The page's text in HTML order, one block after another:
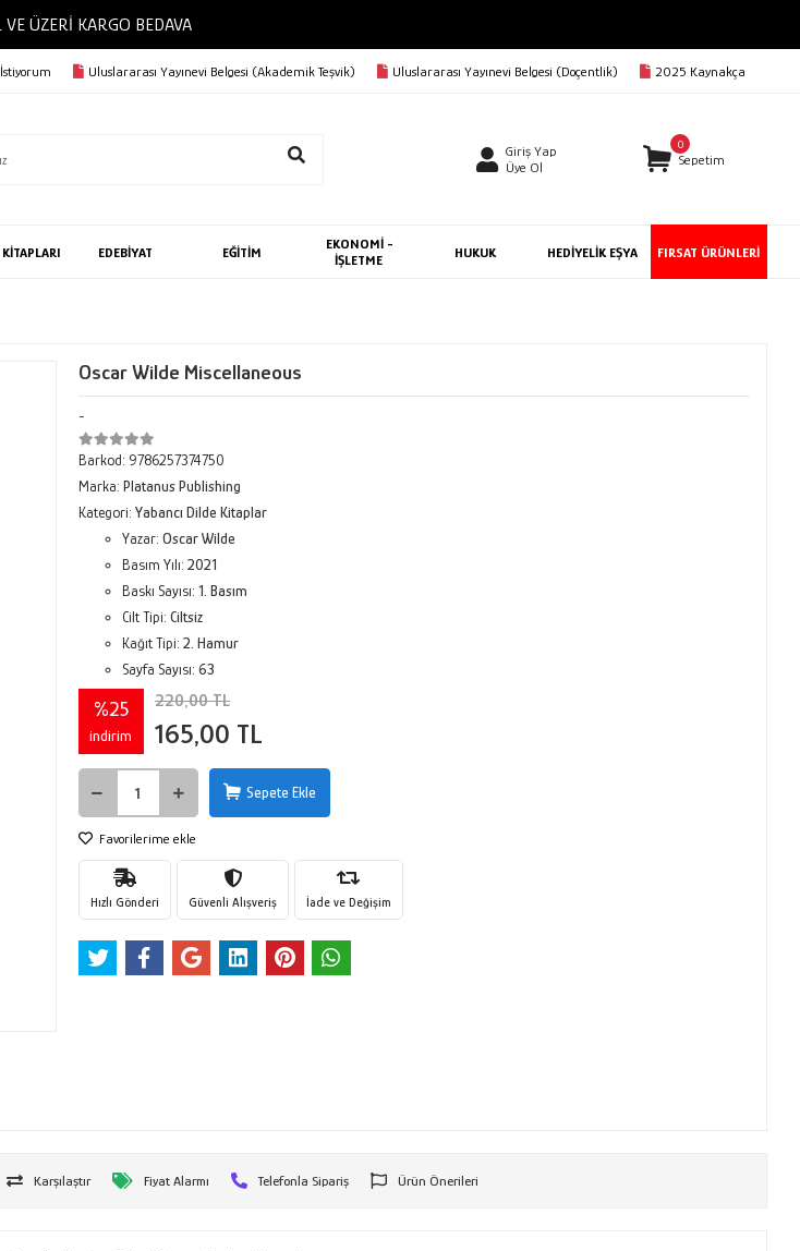
ÜZERİ KARGO BEDAVA
Uluslararası Yayınevi Belgesi (Akademik Teşvik) Uluslararası Yayınevi Belgesi (Doçentlik) 2025 Kaynakça
Giriş Yap
Üye Ol
0
Sepetim
EDEBİYAT EĞİTİM
EKONOMİ -
İŞLETME
HUKUK HEDİYELİK EŞYA FIRSAT ÜRÜNLERİ
Oscar Wilde Miscellaneous
-
Barkod: 9786257374750
Marka: Platanus Publishing
Kategori: Yabancı Dilde Kitaplar
Yazar: Oscar Wilde
Basım Yılı: 2021
Baskı Sayısı: 1. Basım
Cilt Tipi: Ciltsiz
Kağıt Tipi: 2. Hamur
Sayfa Sayısı: 63
%25
indirim
220,00 TL
165,00 TL
Sepete Ekle
Favorilerime ekle
Hızlı Gönderi Güvenli Alışveriş İade ve Değişim
Karşılaştır Fiyat Alarmı Telefonla Sipariş Ürün Önerileri